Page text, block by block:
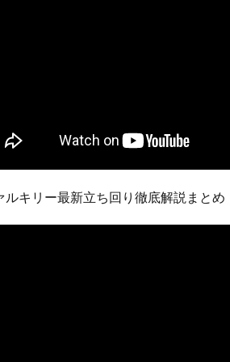
ルキリー最新立ち回り徹底解説まとめ